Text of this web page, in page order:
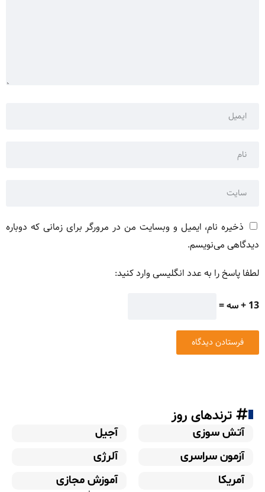
ذخیره نام، ایمیل و وبسایت من در مرورگر برای زمانی که دوباره
دیدگاهی می‌نویسم.
لطفا پاسخ را به عدد انگلیسی وارد کنید:
13 + سه =
ترندهای روز
آتش سوزی
آجیل
آزمون سراسری
آلرژی
آمریکا
آموزش مجازی